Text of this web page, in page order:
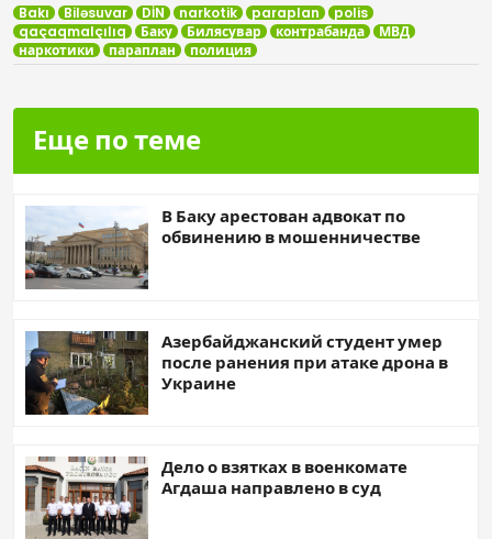
Bakı Biləsuvar DİN narkotik paraplan
polis
qaçaqmalçılıq
Баку Билясувар контрабанда
МВД
наркотики
параплан полиция
Еще по теме
В Баку арестован адвокат по
обвинению в мошенничестве
Азербайджанский студент умер
после ранения при атаке дрона в
Украине
Дело о взятках в военкомате
Агдаша направлено в суд